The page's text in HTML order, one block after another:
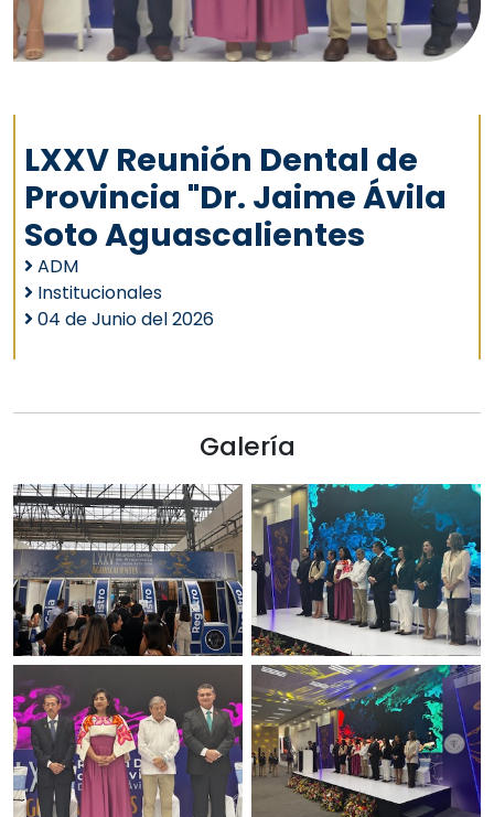
LXXV Reunión Dental de
Provincia "Dr. Jaime Ávila
Soto Aguascalientes
ADM
Institucionales
04 de Junio del 2026
Galería